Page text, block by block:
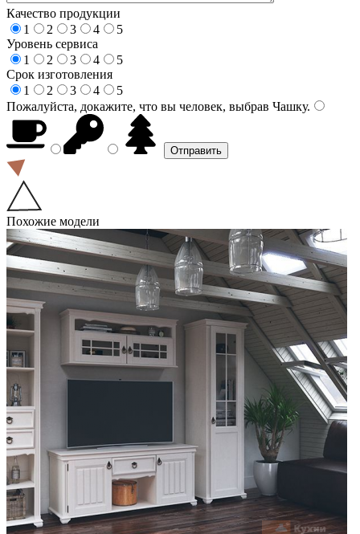
Качество продукции
1
2 3 4
5
Уровень сервиса
1
2 3 4
5
Срок изготовления
1
2 3 4
5
Пожалуйста, докажите, что вы человек, выбрав Чашку.
Похожие модели